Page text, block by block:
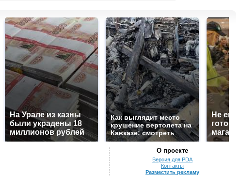
На Урале из казны
были украдены 18
миллионов рублей
Как выглядит место
крушение вертолета на
Кавказе: смотреть
Не
О проекте
Версия для PDA
Контакты
Разместить рекламу